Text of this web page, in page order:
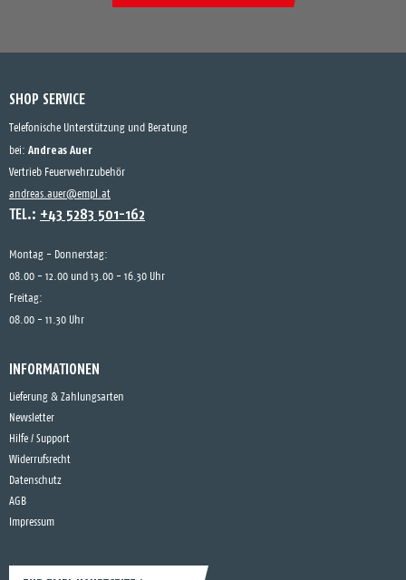
SHOP SERVICE
Telefonische Unterstützung und Beratung
bei: Andreas Auer
Vertrieb Feuerwehrzubehör
andreas.auer@empl.at
TEL.: +43 5283 501-162
Montag - Donnerstag:
08.00 - 12.00 und 13.00 - 16.30 Uhr
Freitag:
08.00 - 11.30 Uhr
INFORMATIONEN
Lieferung & Zahlungsarten
Newsletter
Hilfe / Support
Widerrufsrecht
Datenschutz
AGB
Impressum